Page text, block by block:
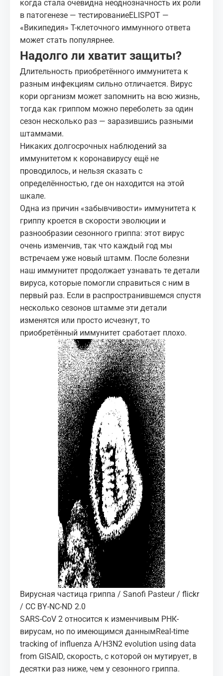
когда стала очевидна неоднозначность их роли
в патогенезе — тестированиеELISPOT —
«Википедия» Т-клеточного иммунного ответа
может стать популярнее.
Надолго ли хватит защиты?
Длительность приобретённого иммунитета к
разным инфекциям сильно отличается. Вирус
кори организм может запомнить на всю жизнь,
тогда как гриппом можно переболеть за один
сезон несколько раз — заразившись разными
штаммами.
Никаких долгосрочных наблюдений за
иммунитетом к коронавирусу ещё не
проводилось, и нельзя сказать с
определённостью, где он находится на этой
шкале.
Одна из причин «забывчивости» иммунитета к
гриппу кроется в скорости эволюции и
разнообразии сезонного гриппа: этот вирус
очень изменчив, так что каждый год мы
встречаем yжe новый штамм. После болезни
наш иммунитет продолжает узнавать те детали
вируса, которые помогли справиться с ним в
первый раз. Если в распространившемся спустя
несколько сезонов штамме эти детали
изменятся или просто исчезнут, то
приобретённый иммунитет сработает плохо.
Вирусная частица гриппа / Sanofi Pasteur / flickr
/ CC BY-NC-ND 2.0
SARS-CoV 2 относится к изменчивым РНК-
вирусам, но по имеющимся даннымReal-time
tracking of influenza A/H3N2 evolution using data
from GISAID, скорость, с которой он мутирует, в
десятки раз ниже, чем у сезонного гриппа.